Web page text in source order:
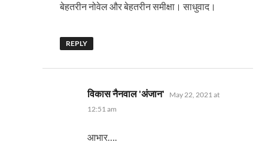
बेहतरीन नोवेल और बेहतरीन समीक्षा। साधुवाद।
REPLY
विकास नैनवाल 'अंजान' says:
May 22, 2021 at
12:51 am
आभार….